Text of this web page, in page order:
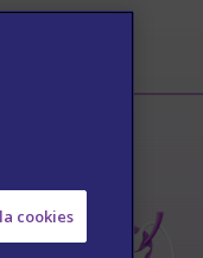
cookies